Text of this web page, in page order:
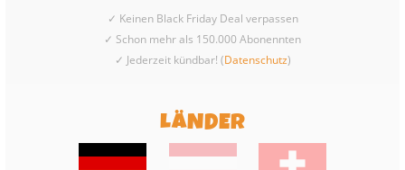
✓ Keinen Black Friday Deal verpassen
✓ Schon mehr als 150.000 Abonennten
✓ Jederzeit kündbar! (Datenschutz)
LÄNDER